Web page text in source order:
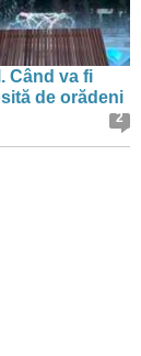
Când va fi
de orădeni
2